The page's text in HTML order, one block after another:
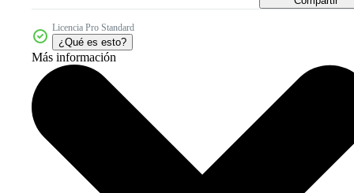
Licencia Pro Standard
¿Qué es esto?
Más información